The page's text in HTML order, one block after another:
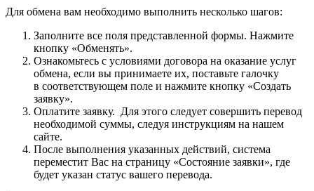
Для обмена вам необходимо выполнить несколько шагов:
Заполните все поля представленной формы. Нажмите
кнопку «Обменять».
Ознакомьтесь с условиями договора на оказание услуг
обмена, если вы принимаете их, поставьте галочку
в соответствующем поле и нажмите кнопку «Создать
заявку».
Оплатите заявку. Для этого следует совершить перевод
необходимой суммы, следуя инструкциям на нашем
сайте.
После выполнения указанных действий, система
переместит Вас на страницу «Состояние заявки», где
будет указан статус вашего перевода.